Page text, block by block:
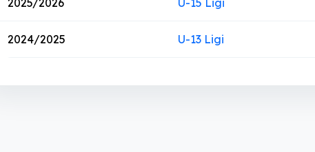
2025/2026 U-15 Ligi
2024/2025 U-13 Ligi